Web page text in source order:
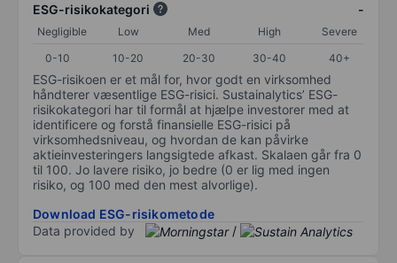
ESG-risikokategori -
Negligible Low Med High
Severe
0-10
10-20 20-30 30-40 40+
ESG-risikoen er et mål for, hvor godt en virksomhed
håndterer væsentlige ESG-risici. Sustainalytics’ ESG-
risikokategori har til formål at hjælpe investorer med at
identificere og forstå finansielle ESG-risici på
virksomhedsniveau, og hvordan de kan påvirke
aktieinvesteringers langsigtede afkast. Skalaen går fra 0
til 100. Jo lavere risiko, jo bedre (0 er lig med ingen
risiko, og 100 med den mest alvorlige).
Download ESG-risikometode
Data provided by
/